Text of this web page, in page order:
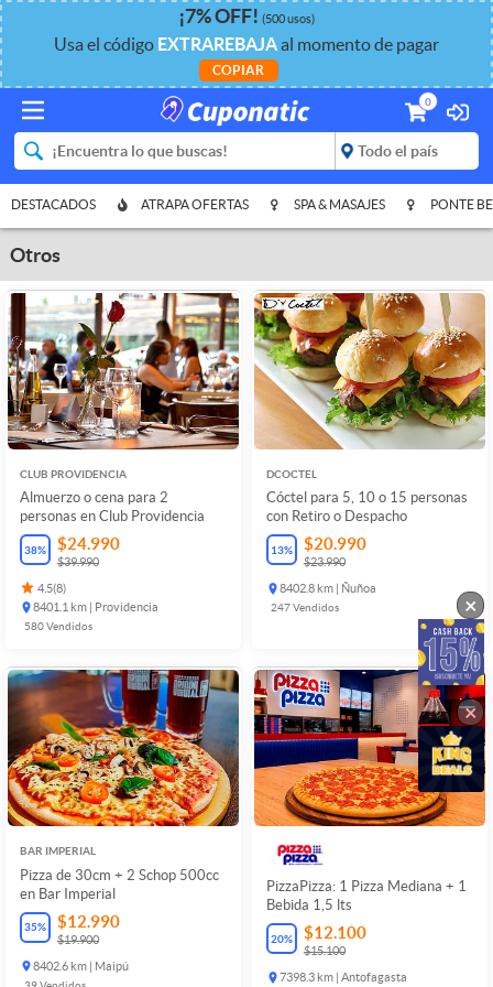
¡7%OFF! (500 usos)
Usa el código EXTRAREBAJAal momento de pagar
COPIAR
0
DESTACADOS ATRAPA OFERTAS SPA & MASAJES PONTE
Otros
CLUB PROVIDENCIA
Almuerzo o cena para 2
personas en Club Providencia
38% $24.990
$39.990
4.5(8)
8401.1 km | Providencia
580Vendidos
DCOCTEL
Cóctel para 5, 10 o 15 personas
con Retiro o Despacho
13% $20.990
$23.990
8402.8 km | Ñuñoa
247Vendidos
BAR IMPERIAL
Pizza de 30cm + 2 Schop 500cc
en Bar Imperial
35% $12.990
$19.900
8402.6 km | Maipú
39Vendidos
PizzaPizza: 1 Pizza Mediana + 1
Bebida 1,5 lts
20% $12.100
$15.100
7398.3 km | Antofagasta
×
×